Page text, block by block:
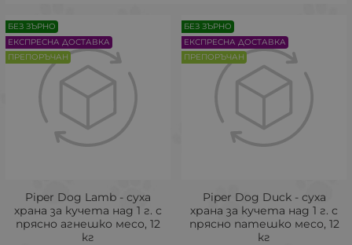
Piper Dog Lamb - суха
храна за кучета над 1 г. с
прясно агнешко месо, 12
кг
БЕЗ ЗЪРНО
ЕКСПРЕСНА ДОСТАВКА
ПРЕПОРЪЧАН
Piper Dog Duck - суха
храна за кучета над 1 г. с
прясно патешко месо, 12
кг
БЕЗ ЗЪРНО
ЕКСПРЕСНА ДОСТАВКА
ПРЕПОРЪЧАН